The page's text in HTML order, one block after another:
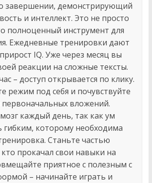
завершении, демонстрирующий
и интеллект. Это не просто
полноценный инструмент для
Ежедневные тренировки дают
IQ. Уже через месяц вы
реакции на сложные тексты.
– доступ открывается по клику.
режим под себя и почувствуйте
первоначальных вложений.
каждый день, так как ум
которому необходима
Станьте частью
прокачал свои навыки на
приятное с полезным с
– начинайте играть и